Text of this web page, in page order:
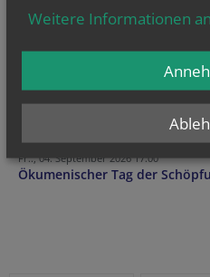
Gehörlosentreffen und Messe,
So.., 30. August 2026 15:00
Fr.., 04. September 2026 17:00
Ökumenischer Tag der
Weitere Informationen